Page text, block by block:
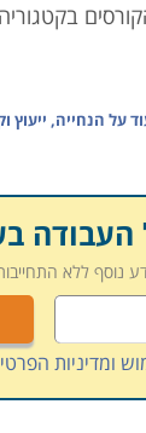
לרכוש
עבודה רחב
על הנחייה, ייעוץ
נוסף ללא
ומדיניות